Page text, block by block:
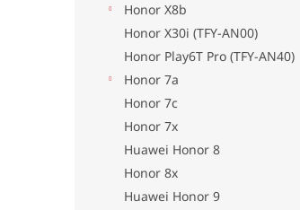
Honor X8b
Honor X30i (TFY-AN00)
Honor Play6T Pro (TFY-AN40)
Honor 7a
Honor 7c
Honor 7x
Huawei Honor 8
Honor 8x
Huawei Honor 9